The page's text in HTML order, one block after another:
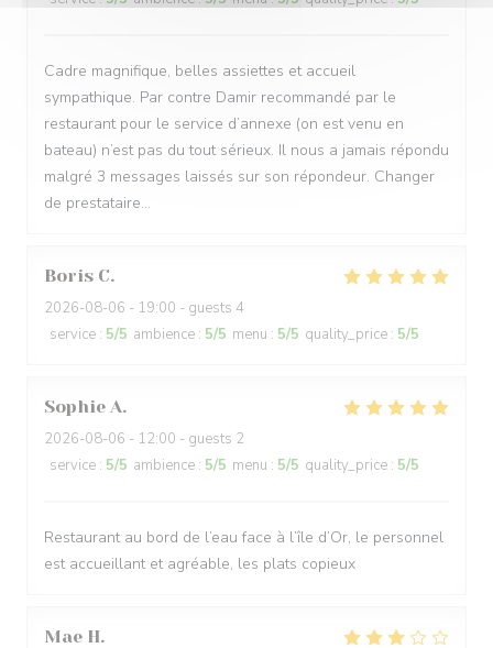
Cadre magnifique, belles assiettes et accueil
sympathique. Par contre Damir recommandé par le
restaurant pour le service d’annexe (on est venu en
bateau) n’est pas du tout sérieux. Il nous a jamais répondu
malgré 3 messages laissés sur son répondeur. Changer
de prestataire…
Boris C
2026-08-06 - 19:00 - guests 4
service : 5/5 ambience : 5/5 menu : 5/5 quality_price : 5/5
Sophie A
2026-08-06 - 12:00 - guests 2
service : 5/5 ambience : 5/5 menu : 5/5 quality_price : 5/5
Restaurant au bord de l’eau face à l’île d’Or, le personnel
est accueillant et agréable, les plats copieux
Mae H